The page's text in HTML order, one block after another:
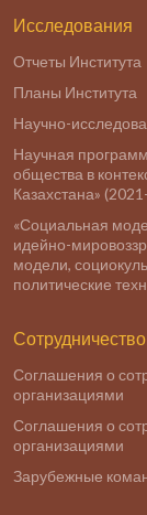
Исследования
Отчеты Института
Планы Института
Научно-
Научная
общества в
Казахстана»
«Социальная
идейно-
модели,
политические
Сотрудничество
Соглашения о
организациями
Соглашения о
организациями
Зарубежные